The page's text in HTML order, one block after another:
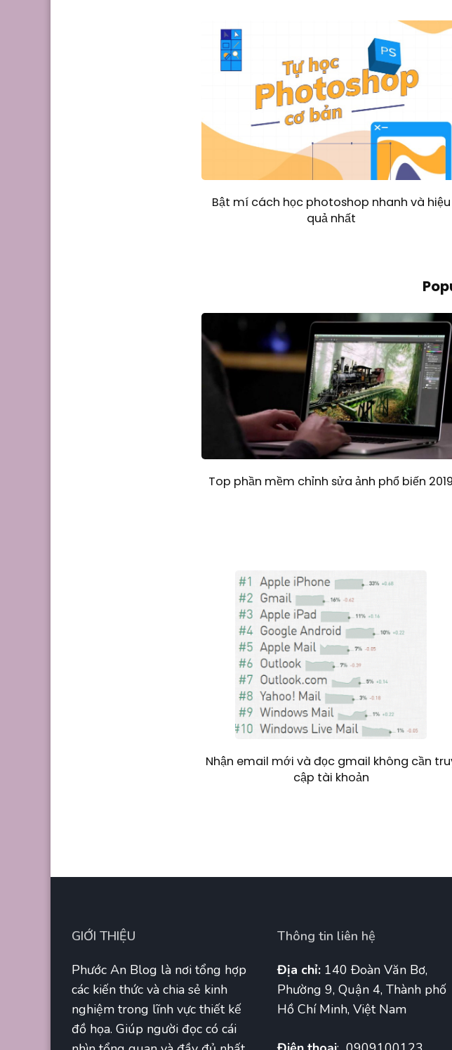
Bật mí cách học photoshop nhanh và hiệu
quả nhất
Top phần mềm chỉnh sửa ảnh phổ biến 2019
Nhận email mới và đọc gmail không cần
cập tài khoản
GIỚI THIỆU
Phước An Blog là nơi tổng hợp
các kiến thức và chia sẻ kinh
nghiệm trong lĩnh vực thiết kế
đồ họa. Giúp người đọc có cái
Thông tin liên hệ
Địa chỉ: 140 Đoàn Văn Bơ,
Phường 9, Quận 4, Thành phố
Hồ Chí Minh, Việt Nam